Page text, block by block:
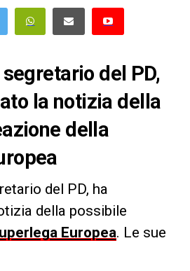
del PD,
la notizia della
della
del PD, ha
della possibile
Europea. Le sue